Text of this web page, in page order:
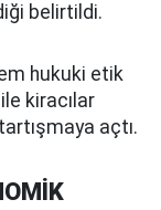
belirtildi.
hukuki etik
kiracılar
açtı.